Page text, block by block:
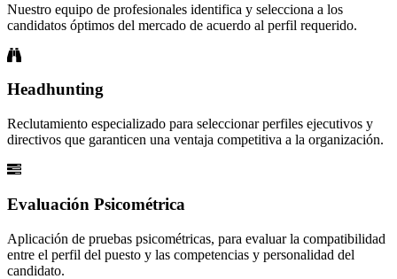
Nuestro equipo de profesionales identifica y selecciona a los
candidatos óptimos del mercado de acuerdo al perfil requerido.
Headhunting
Reclutamiento especializado para seleccionar perfiles ejecutivos y
directivos que garanticen una ventaja competitiva a la organización.
Evaluación Psicométrica
Aplicación de pruebas psicométricas, para evaluar la compatibilidad
entre el perfil del puesto y las competencias y personalidad del
candidato.